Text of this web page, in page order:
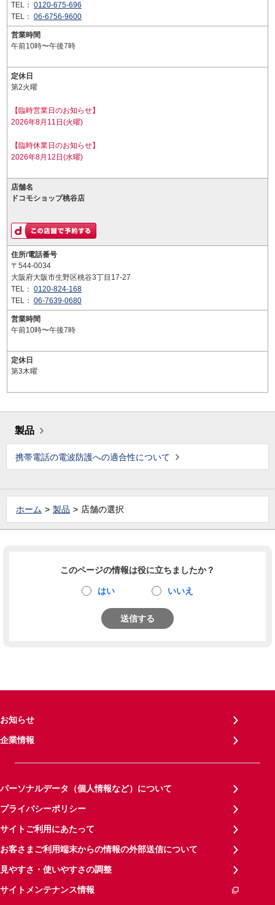
TEL： 0120-675-696
TEL： 06-6756-9600
営業時間
午前10時〜午後7時
定休日
第2火曜
【臨時営業日のお知らせ】
2026年8月11日(火曜)
【臨時休業日のお知らせ】
2026年8月12日(水曜)
店舗名
ドコモショップ桃谷店
住所/電話番号
〒544-0034
大阪府大阪市生野区桃谷3丁目17-27
TEL： 0120-824-168
TEL： 06-7639-0680
営業時間
午前10時〜午後7時
定休日
第3木曜
製品
携帯電話の電波防護への適合性について
ホーム 製品 店舗の選択
このページの情報は役に立ちましたか？
はい いいえ
送信する
お知らせ
企業情報
パーソナルデータ（個人情報など）について
プライバシーポリシー
サイトご利用にあたって
お客さまご利用端末からの情報の外部送信について
見やすさ・使いやすさの調整
サイトメンテナンス情報